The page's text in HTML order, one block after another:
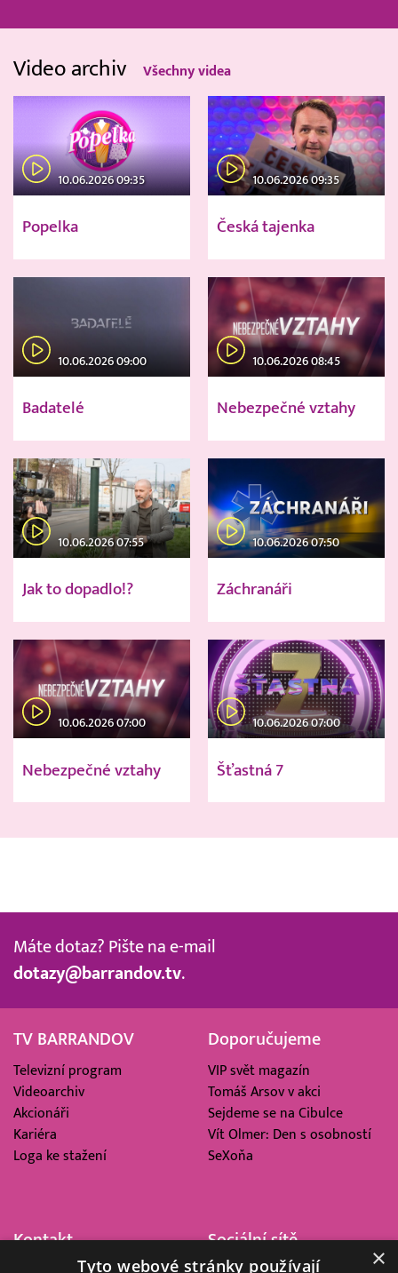
Video archiv Všechny videa
10.06.2026 09:35
Popelka
10.06.2026 09:35
Česká tajenka
10.06.2026 09:00
Badatelé
10.06.2026 08:45
Nebezpečné vztahy
10.06.2026 07:55
Jak to dopadlo!?
10.06.2026 07:50
Záchranáři
10.06.2026 07:00
Nebezpečné vztahy
10.06.2026 07:00
Šťastná 7
Máte dotaz? Pište na e-mail
dotazy@barrandov.tv.
TV BARRANDOV
Televizní program
Videoarchiv
Akcionáři
Kariéra
Loga ke stažení
Doporučujeme
VIP svět magazín
Tomáš Arsov v akci
Sejdeme se na Cibulce
Vít Olmer: Den s osobností
SeXoňa
Kontakt Sociální sítě
×
Tyto webové stránky používají